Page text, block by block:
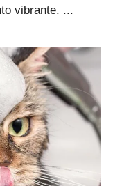
vibrante. ...